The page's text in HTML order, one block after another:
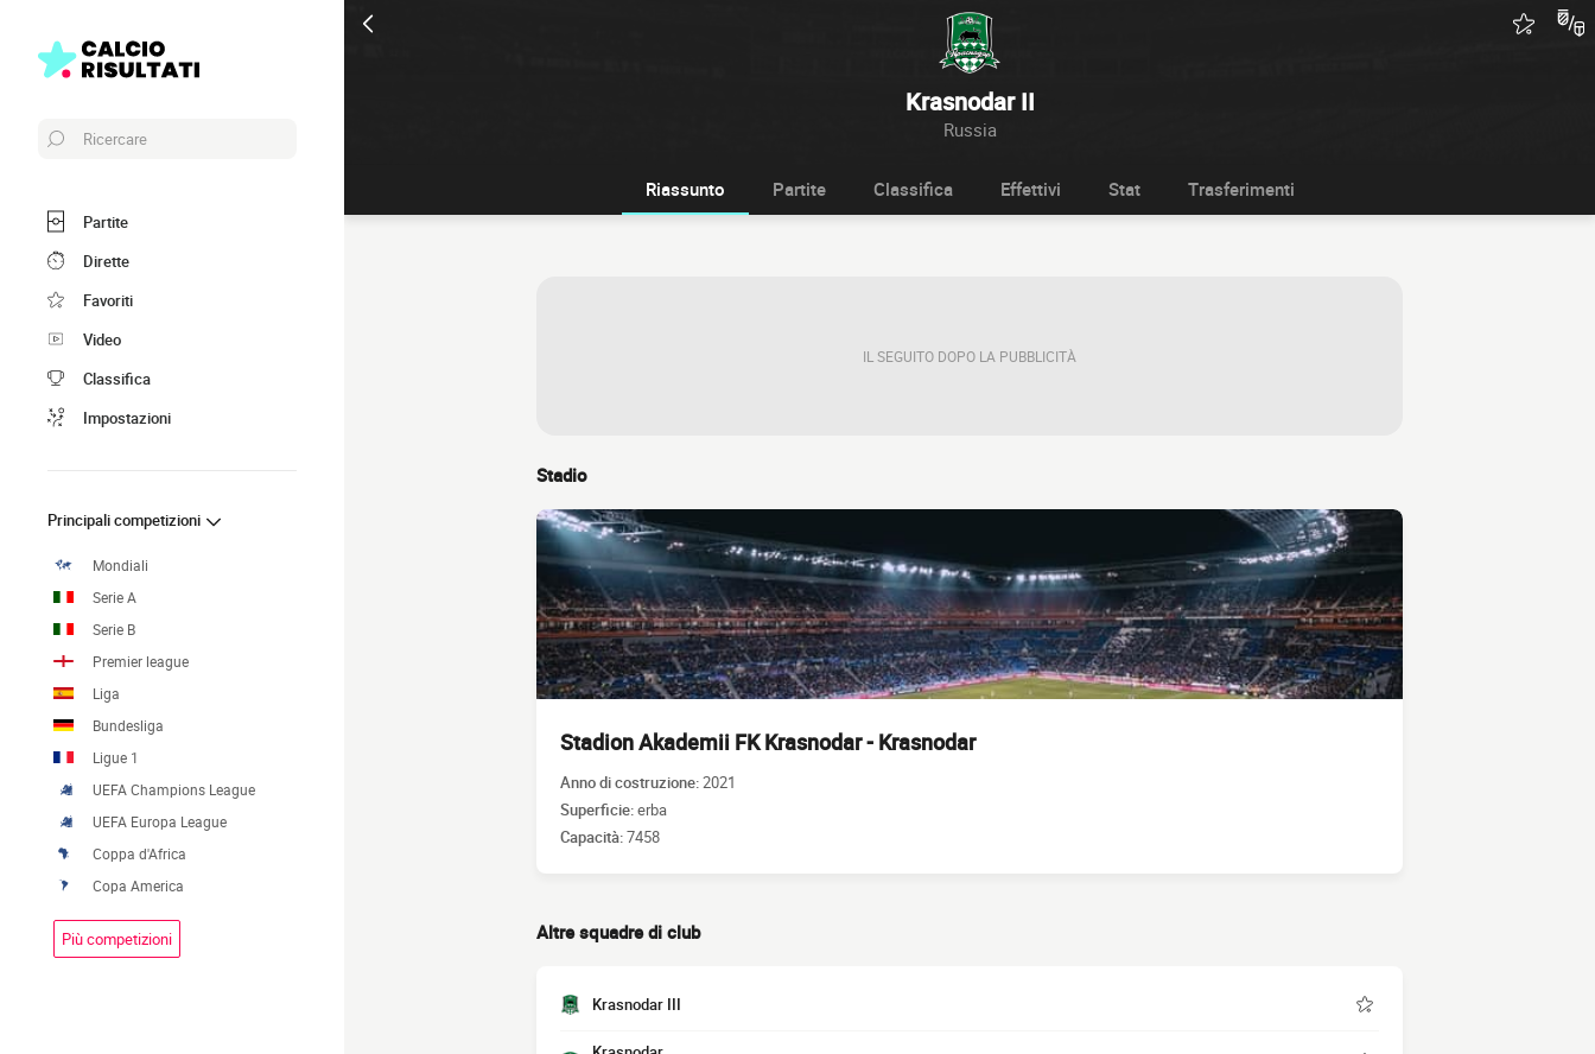
Krasnodar II
Russia
Ricercare
Partite
Dirette
Favoriti
Video
Classifica
Impostazioni
Principali competizioni
Mondiali
Serie A
Serie B
Premier league
Liga
Bundesliga
Ligue 1
UEFA Champions League
UEFA Europa League
Coppa d'Africa
Copa America
Più competizioni
Riassunto Partite Classifica Effettivi Stat Trasferimenti
IL SEGUITO DOPO LA PUBBLICITÀ
Stadio
Stadion Akademii FK Krasnodar - Krasnodar
Anno di costruzione:2021
Superficie:erba
Capacità:7458
Altre squadre di club
Krasnodar III